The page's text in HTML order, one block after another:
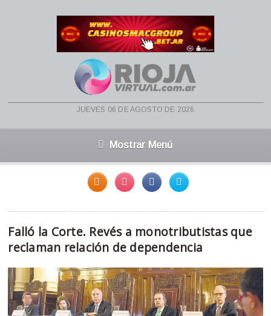
jueves 06 de agosto de 2026
Mostrar Menú
Falló la Corte. Revés a monotributistas que
reclaman relación de dependencia